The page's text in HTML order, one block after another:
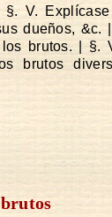
§. V.
dueños, &c.
brutos.|§.
brutos